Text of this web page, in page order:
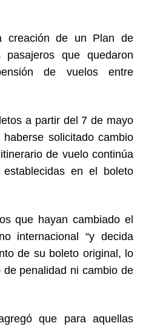
creación de un Plan de
pasajeros que quedaron
de vuelos entre
a partir del 7 de mayo
solicitado cambio
de vuelo continúa
en el boleto
que hayan cambiado el
internacional “y decida
de su boleto original, lo
penalidad ni cambio de
que para aquellas